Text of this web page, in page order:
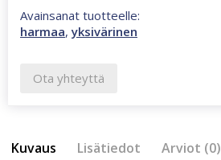
Avainsanat tuotteelle:
harmaa,yksivärinen
Ota yhteyttä
Kuvaus Lisätiedot Arviot (0)